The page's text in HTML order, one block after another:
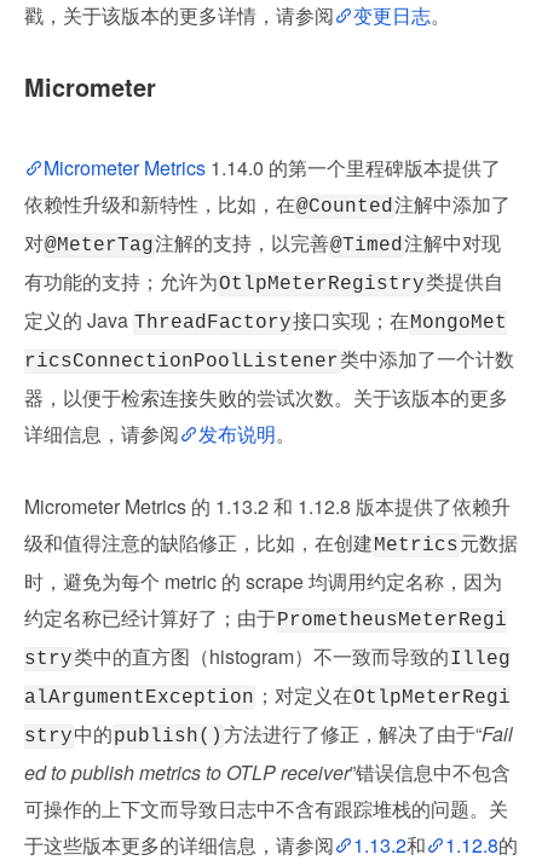
戳，关于该版本的更多详情，请参阅
变更日志。
Micrometer
Micrometer Metrics 1.14.0 的第一个里程碑版本提供了
依赖性升级和新特性，比如，在@Counted注解中添加了
对@MeterTag注解的支持，以完善@Timed注解中对现
有功能的支持；允许为OtlpMeterRegistry类提供自
定义的 Java ThreadFactory接口实现；在MongoMet
ricsConnectionPoolListener类中添加了一个计数
器，以便于检索连接失败的尝试次数。关于该版本的更多
详细信息，请参阅
发布说明。
Micrometer Metrics 的 1.13.2 和 1.12.8 版本提供了依赖升
级和值得注意的缺陷修正，比如，在创建Metrics元数据
时，避免为每个 metric 的 scrape 均调用约定名称，因为
约定名称已经计算好了；由于PrometheusMeterRegi
stry类中的直方图（histogram）不一致而导致的Illeg
alArgumentException ；对定义在OtlpMeterRegi
stry中的publish() 方法进行了修正，解决了由于“Fail
ed to publish metrics to OTLP receiver”错误信息中不包含
可操作的上下文而导致日志中不含有跟踪堆栈的问题。关
于这些版本更多的详细信息，请参阅
1.13.2和 1.12.8的